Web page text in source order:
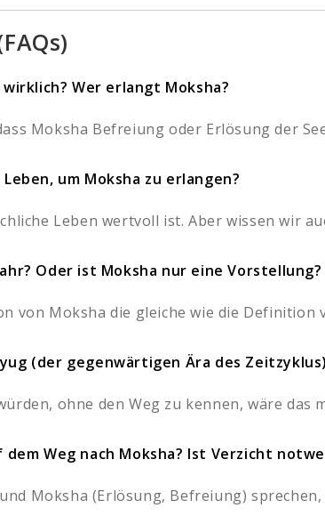
Wer erlangt Moksha?
Moksha Befreiung oder Erlösung der
um Moksha zu erlangen?
Leben wertvoll ist. Aber wissen wir
Oder ist Moksha nur eine Vorstellung?
von Moksha die gleiche wie die Definition
(der gegenwärtigen Ära des
ohne den Weg zu kennen, wäre das
Weg nach Moksha? Ist Verzicht
Moksha (Erlösung, Befreiung) sprechen,